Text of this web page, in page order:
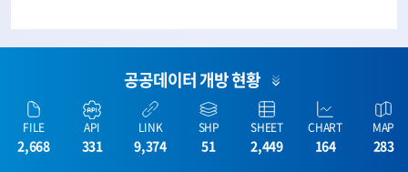
공공데이터 개방 현황
FILE
2,668
API
331
LINK
9,374
SHP
51
SHEET
2,449
CHART
164
MAP
283